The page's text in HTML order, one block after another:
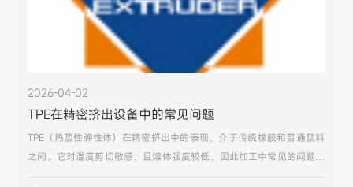
2026-04-02
TPE在精密挤出设备中的常见问题
TPE（热塑性弹性体）在精密挤出中的表现，介于传统橡胶和普通塑料
之间。它对温度剪切敏感，且熔体强度较低，因此加工中常见的问题主
要围绕表面质量和尺寸稳定性展开。以下是基于精密挤出场景的典型问